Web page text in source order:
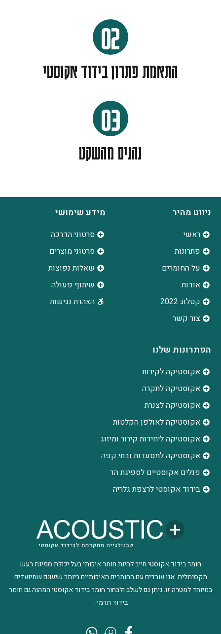
02
התאמת פתרון בידוד אקוסטי
03
נהנים מהשקט
חומר בידוד אקוסטי חייב להיות חומר איכותי בעל יכולת ספיגת רעש
מקסימלית. אנו עובדים עם החומרים האיכותיים ביותר שישנם שמיועדים
במיוחד למטרה זו. ניתן גם לשלב ולבחור חומר בידוד אקוסטי המהוה גם חומר
בידוד תרמי.
ניווט מהיר
ראשי
פתרונות
על החומרים
אודות
קטלוג 2022
צור קשר
מידע שימושי
סרטוני הדרכה
סרטוני מוצרים
שאלות נפוצות
שיתוף פעולה
הצהרת נגישות
הפתרונות שלנו
אקוסטיקה לקירות
אקוסטיקה לתקרה
אקוסטיקה לצנרת
אקוסטיקה לאולפן הקלטות
‫אקוסטיקה ליחידות קירור ומיזוג
אקוסטיקה למסעדות ובתי קפה
פנלים אקוסטיים לספיגת הד
בידוד אקוסטי לרצפת גלריה